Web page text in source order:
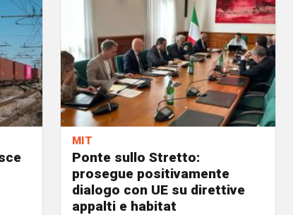
MIT
Ponte sullo Stretto:
prosegue positivamente
dialogo con UE su direttive
appalti e habitat